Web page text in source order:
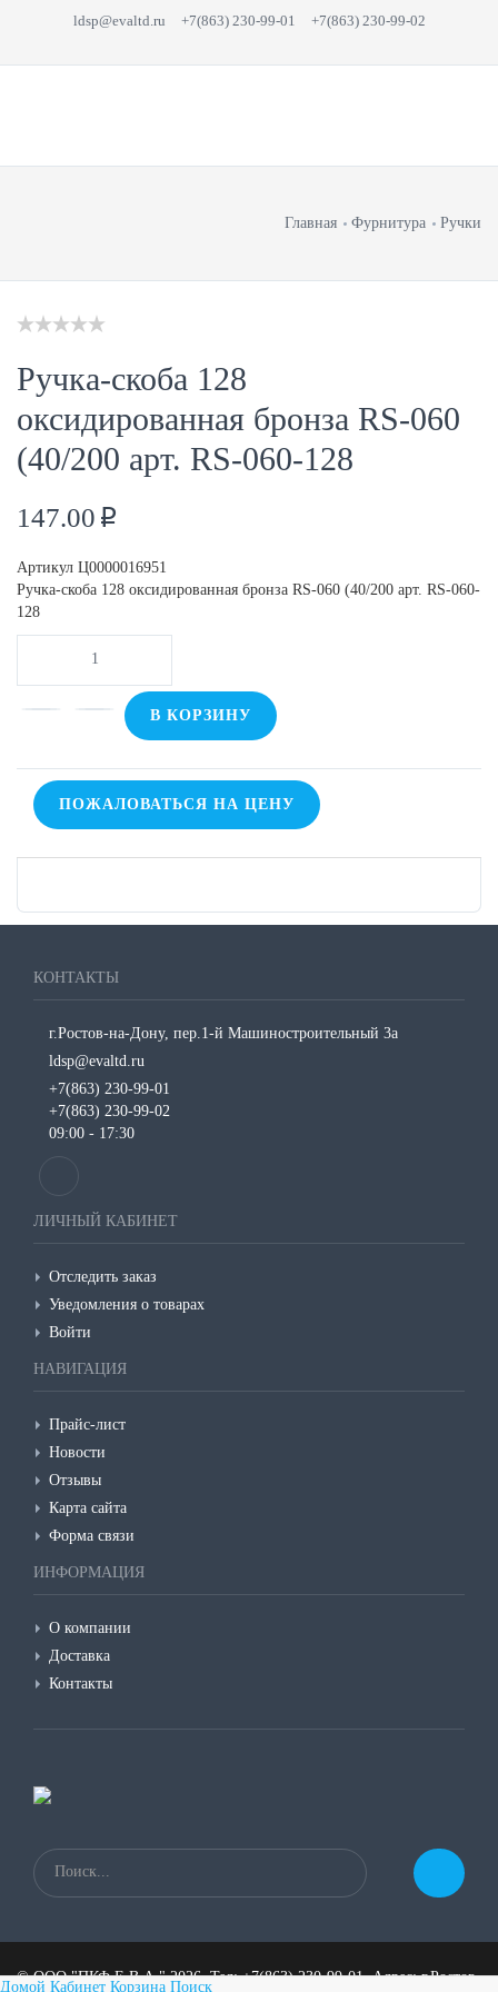
ldsp@evaltd.ru +7(863) 230-99-01 +7(863) 230-99-02
Главная Фурнитура Ручки
Ручка-скоба 128
оксидированная бронза RS-060
(40/200 арт. RS-060-128
147.00 p
Артикул Ц0000016951
Ручка-скоба 128 оксидированная бронза RS-060 (40/200 арт. RS-060-
128
В КОРЗИНУ
ПОЖАЛОВАТЬСЯ НА ЦЕНУ
КОНТАКТЫ
г.Ростов-на-Дону, пер.1-й Машиностроительный 3а
ldsp@evaltd.ru
+7(863) 230-99-01
+7(863) 230-99-02
09:00 - 17:30
ЛИЧНЫЙ КАБИНЕТ
Отследить заказ
Уведомления о товарах
Войти
НАВИГАЦИЯ
Прайс-лист
Новости
Отзывы
Карта сайта
Форма связи
ИНФОРМАЦИЯ
О компании
Доставка
Контакты
©ООО "ПКФ Е.В.А."2026, Тел:+7(863) 230-99-01,Адрес:г.Ростов-
Домой Кабинет Корзина Поиск